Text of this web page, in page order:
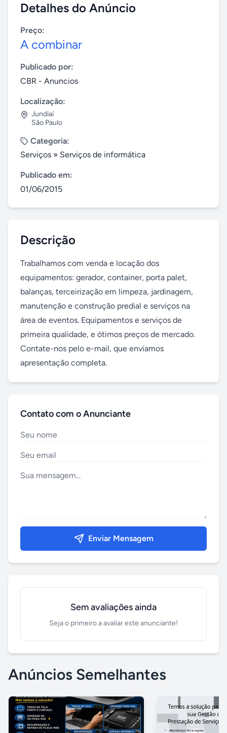
Detalhes do Anúncio
Preço:
A combinar
Publicado por:
CBR - Anuncios
Localização:
Jundiaí
São Paulo
Categoria:
Serviços » Serviços de informática
Publicado em:
01/06/2015
Descrição
Trabalhamos com venda e locação dos
equipamentos: gerador, container, porta palet,
balanças, terceirização em limpeza, jardinagem,
manutenção e construção predial e serviços na
área de eventos. Equipamentos e serviços de
primeira qualidade, e ótimos preços de mercado.
Contate-nos pelo e-mail, que enviamos
apresentação completa.
Contato com o Anunciante
Enviar Mensagem
Sem avaliações ainda
Seja o primeiro a avaliar este anunciante!
Anúncios Semelhantes